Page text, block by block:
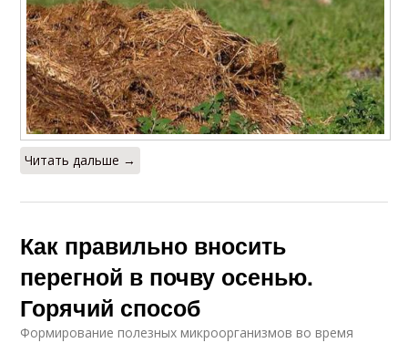
Читать дальше →
Как правильно вносить
перегной в почву осенью.
Горячий способ
Формирование полезных микроорганизмов во время